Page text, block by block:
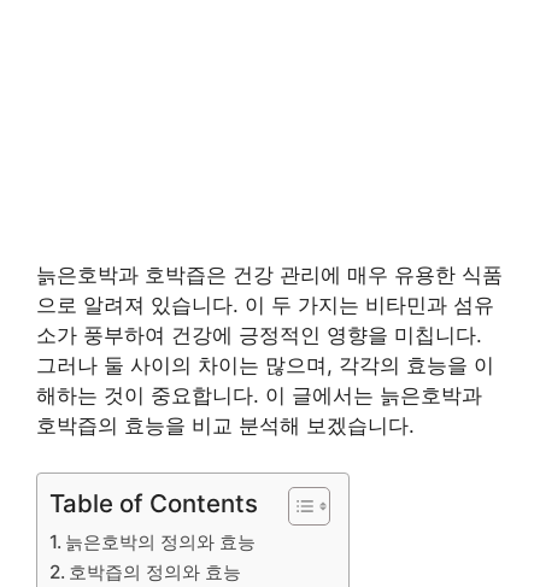
늙은호박과 호박즙은 건강 관리에 매우 유용한 식품
으로 알려져 있습니다. 이 두 가지는 비타민과 섬유
소가 풍부하여 건강에 긍정적인 영향을 미칩니다.
그러나 둘 사이의 차이는 많으며, 각각의 효능을 이
해하는 것이 중요합니다. 이 글에서는 늙은호박과
호박즙의 효능을 비교 분석해 보겠습니다.
Table of Contents
늙은호박의 정의와 효능
호박즙의 정의와 효능